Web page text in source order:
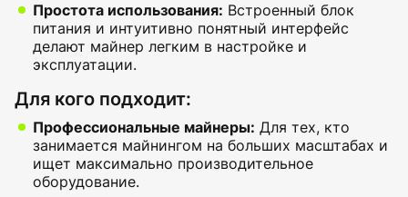
Простота использования: Встроенный блок
питания и интуитивно понятный интерфейс
делают майнер легким в настройке и
эксплуатации.
Для кого подходит:
Профессиональные майнеры: Для тех, кто
занимается майнингом на больших масштабах и
ищет максимально производительное
оборудование.